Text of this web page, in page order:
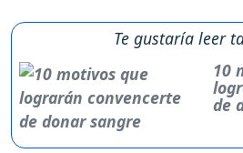
Te gustaría leer
10
de